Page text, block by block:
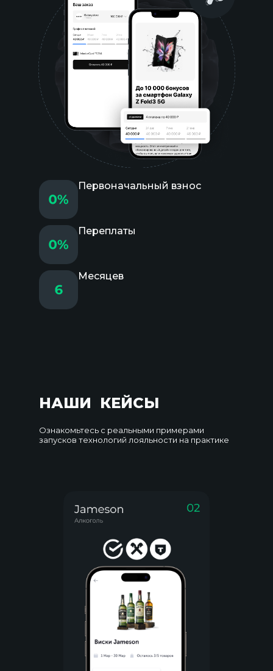
Первоначальный взнос
Переплаты
Месяцев
НАШИ КЕЙСЫ
Ознакомьтесь с реальными примерами
запусков технологий лояльности на практике